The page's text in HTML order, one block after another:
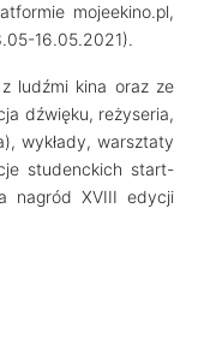
mojeekino.pl,
16.05.2021).
ludźmi kina oraz ze
dźwięku, reżyseria,
wykłady, warsztaty
studenckich start-
nagród XVIII edycji